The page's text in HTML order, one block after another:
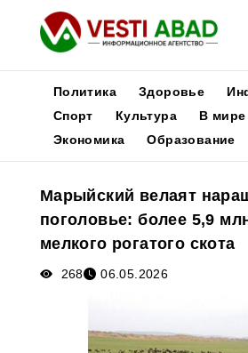
Новости
Медиа
Афиша
Политика Здоровье
Спорт
Культура В мире
Экономика
Образование
Марыйский велаят
поголовье: более 5,9
мелкого рогатого скота
268 06.05.2026